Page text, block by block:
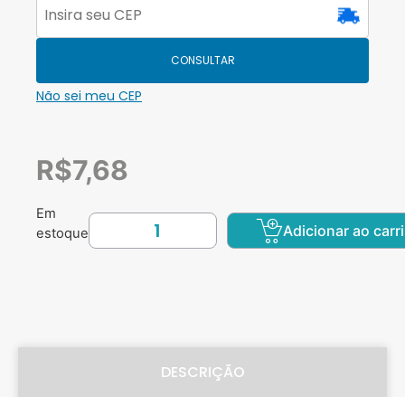
CONSULTAR
Não sei meu CEP
R$7,68
Em
estoque
Adicionar ao
DESCRIÇÃO